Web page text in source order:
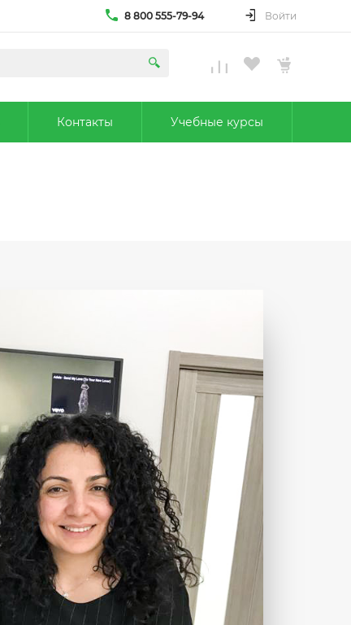
8 800 555-79-94 Войти
Контакты Учебные курсы